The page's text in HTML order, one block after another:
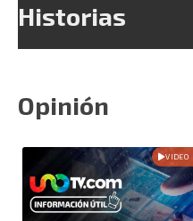
Historias
Opinión
VIDEO